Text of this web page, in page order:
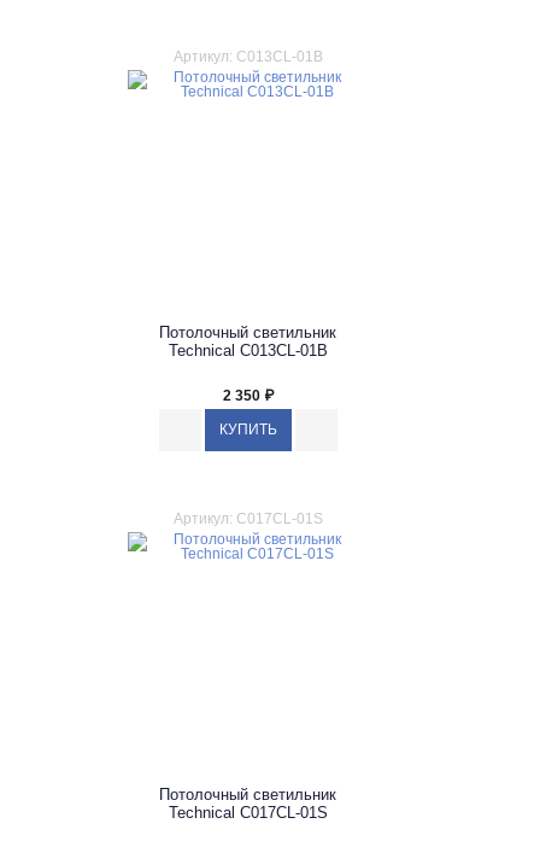
Артикул: C013CL-01B
Потолочный светильник
Technical C013CL-01B
2 350 ₽
Артикул: C017CL-01S
Потолочный светильник
Technical C017CL-01S